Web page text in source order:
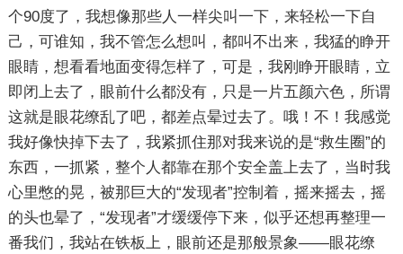
个90度了，我想像那些人一样尖叫一下，来轻松一下自
己，可谁知，我不管怎么想叫，都叫不出来，我猛的睁开
眼睛，想看看地面变得怎样了，可是，我刚睁开眼睛，立
即闭上去了，眼前什么都没有，只是一片五颜六色，所谓
这就是眼花缭乱了吧，都差点晕过去了。哦！不！我感觉
我好像快掉下去了，我紧抓住那对我来说的是“救生圈”的
东西，一抓紧，整个人都靠在那个安全盖上去了，当时我
心里憋的晃，被那巨大的“发现者”控制着，摇来摇去，摇
的头也晕了，“发现者”才缓缓停下来，似乎还想再整理一
番我们，我站在铁板上，眼前还是那般景象——眼花缭